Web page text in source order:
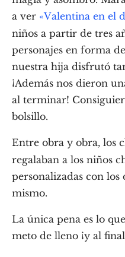
a ver «Valentina en el
niños a partir de tres
personajes en forma
nuestra hija disfrutó
¡Además nos dieron
al terminar!
bolsillo.
Entre obra y obra, los
regalaban a los niños
personalizadas con
mismo.
La única pena es lo
meto de lleno ¡y al